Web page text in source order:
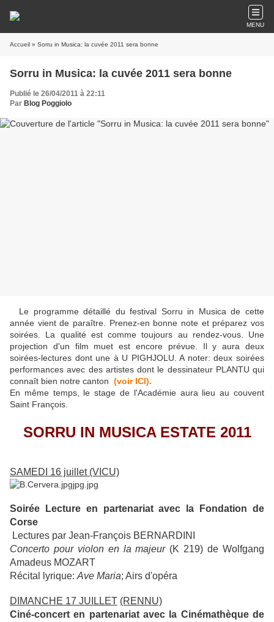
MENU
Accueil » Sorru in Musica: la cuvée 2011 sera bonne
Sorru in Musica: la cuvée 2011 sera bonne
Publié le 26/04/2011 à 22:11
Par Blog Poggiolo
Le programme détaillé du festival Sorru in Musica de cette
année vient de paraître. Prenez-en bonne note et préparez vos
soirées. La qualité est comme toujours au rendez-vous. Une
projection d'un film muet est encore prévue. Il y aura deux
soirées-lectures dont une à U PIGHJOLU. A noter: deux soirées
performances avec des artistes dont le dessinateur PLANTU qui
connaît bien notre canton (voir ICI).
En même temps, le stage de l'Académie aura lieu au couvent
Saint François.
SORRU IN MUSICA ESTATE 2011
SAMEDI 16 juillet (VICU)
Soirée Lecture en partenariat avec la Fondation de
Corse
Lectures par Jean-François BERNARDINI
Concerto pour violon en la majeur(K 219) de Wolfgang
Amadeus MOZART
Récital lyrique: Ave Maria; Airs d'opéra
DIMANCHE 17 JUILLET (RENNU)
Ciné-concert en partenariat avec la Cinémathèque de